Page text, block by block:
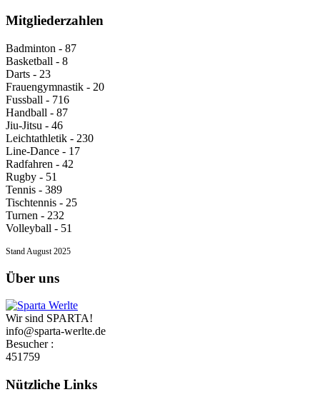
Mitgliederzahlen
Badminton - 87
Basketball - 8
Darts - 23
Frauengymnastik - 20
Fussball - 716
Handball - 87
Jiu-Jitsu - 46
Leichtathletik - 230
Line-Dance - 17
Radfahren - 42
Rugby - 51
Tennis - 389
Tischtennis - 25
Turnen - 232
Volleyball - 51
Stand August 2025
Über uns
Wir sind SPARTA!
info@sparta-werlte.de
Besucher :
451759
Nützliche Links